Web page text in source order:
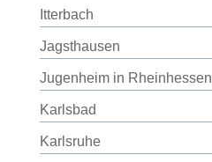
Itterbach
Jagsthausen
Jugenheim in Rheinhessen
Karlsbad
Karlsruhe